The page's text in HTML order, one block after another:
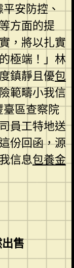
平安防控、
方面的提
，將以扎實
極端！」林
鎮靜且優包
範疇小我信
區查察院
員工特地送
份回函，源
信息包養金
售